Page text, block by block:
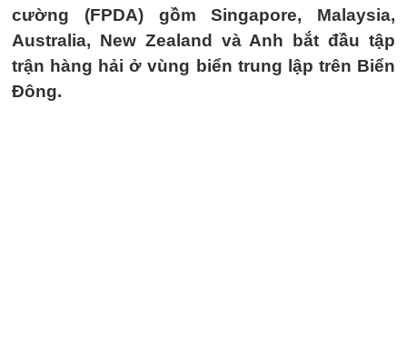
cường (FPDA) gồm Singapore, Malaysia,
Australia, New Zealand và Anh bắt đầu tập
trận hàng hải ở vùng biển trung lập trên Biển
Đông.